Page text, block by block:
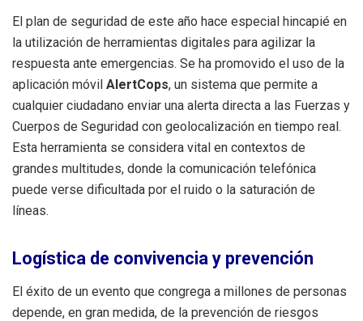
El plan de seguridad de este año hace especial hincapié en
la utilización de herramientas digitales para agilizar la
respuesta ante emergencias. Se ha promovido el uso de la
aplicación móvil AlertCops, un sistema que permite a
cualquier ciudadano enviar una alerta directa a las Fuerzas y
Cuerpos de Seguridad con geolocalización en tiempo real.
Esta herramienta se considera vital en contextos de
grandes multitudes, donde la comunicación telefónica
puede verse dificultada por el ruido o la saturación de
líneas.
Logística de convivencia y prevención
El éxito de un evento que congrega a millones de personas
depende, en gran medida, de la prevención de riesgos